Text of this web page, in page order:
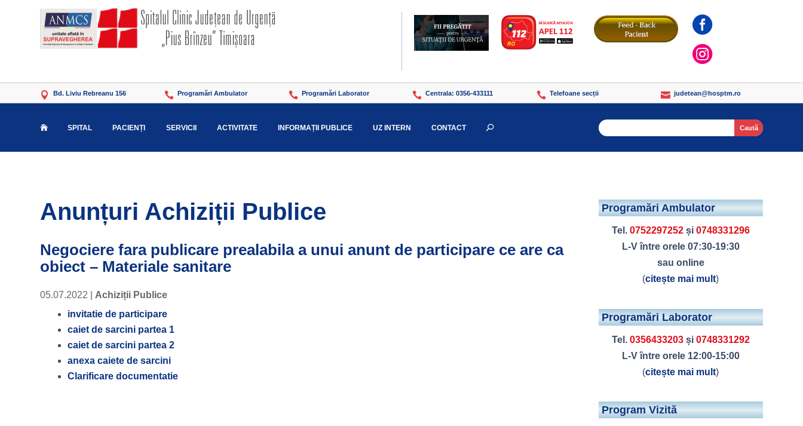


 Bd. Liviu Rebreanu 156  Programări Ambulator  Programări Laborator  Centrala: 0356-433111  Telefoane secții  judetean@hosptm.ro
 SPITAL PACIENȚI SERVICII ACTIVITATE INFORMAȚII PUBLICE UZ INTERN CONTACT U Search
Anunțuri Achiziții Publice
Negociere fara publicare prealabila a unui anunt de participare ce are ca
obiect – Materiale sanitare
05.07.2022
Achiziții Publice
invitatie de participare
caiet de sarcini partea 1
caiet de sarcini partea 2
anexa caiete de sarcini
Clarificare documentatie
Programări Ambulator
Tel. 0752297252și 0748331296
L-V între orele 07:30-19:30
sau online
(citește mai mult)
Programări Laborator
Tel. 0356433203și 0748331292
L-V între orele 12:00-15:00
(citește mai mult)
Program Vizită